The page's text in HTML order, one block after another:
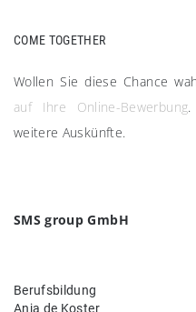
COME TOGETHER​
Wollen Sie diese Chance
auf Ihre Online-Bewerbung.
weitere Auskünfte.
SMS group GmbH
Berufsbildung
Anja de Koster